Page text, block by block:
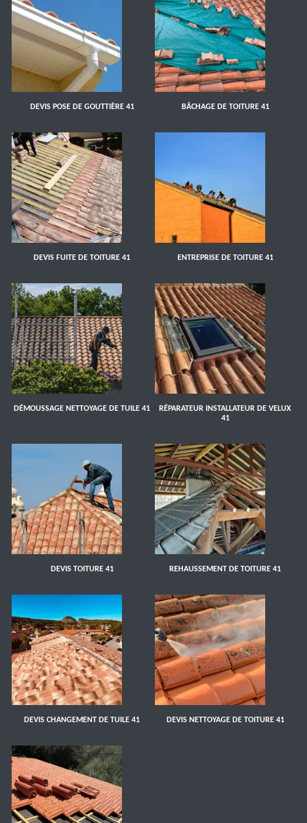
DEVIS POSE DE GOUTTIÈRE 41 BÂCHAGE DE TOITURE 41
DEVIS FUITE DE TOITURE 41 ENTREPRISE DE TOITURE 41
DÉMOUSSAGE NETTOYAGE DE TUILE 41
RÉPARATEUR INSTALLATEUR DE VELUX
41
DEVIS TOITURE 41 REHAUSSEMENT DE TOITURE 41
DEVIS CHANGEMENT DE TUILE 41 DEVIS NETTOYAGE DE TOITURE 41